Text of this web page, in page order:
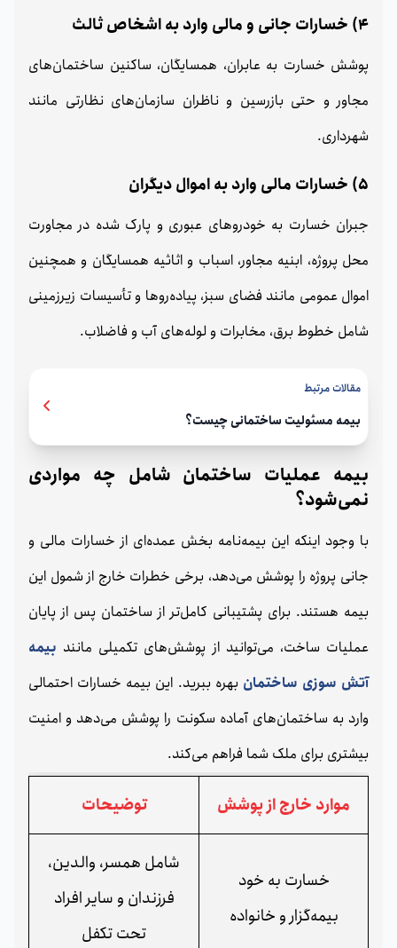
4) خسارات جانی و مالی وارد به اشخاص ثالث
پوشش خسارت به عابران، همسایگان، ساکنین ساختمان‌های
مجاور و حتی بازرسین و ناظران سازمان‌های نظارتی مانند
شهرداری.
5) خسارات مالی وارد به اموال دیگران
جبران خسارت به خودروهای عبوری و پارک شده در مجاورت
محل پروژه، ابنیه مجاور، اسباب و اثاثیه همسایگان و همچنین
اموال عمومی مانند فضای سبز، پیاده‌روها و تأسیسات زیرزمینی
شامل خطوط برق، مخابرات و لوله‌های آب و فاضلاب.
مقالات مرتبط
بیمه مسئولیت ساختمانی چیست؟
بیمه عملیات ساختمان شامل چه مواردی
نمی‌شود؟
با وجود اینکه این بیمه‌نامه بخش عمده‌ای از خسارات مالی و
جانی پروژه را پوشش می‌دهد، برخی خطرات خارج از شمول این
بیمه هستند. برای پشتیبانی کامل‌تر از ساختمان پس از پایان
عملیات ساخت، می‌توانید از پوشش‌های تکمیلی مانند بیمه
آتش سوزی ساختمان بهره ببرید. این بیمه خسارات احتمالی
وارد به ساختمان‌های آماده سکونت را پوشش می‌دهد و امنیت
بیشتری برای ملک شما فراهم می‌کند.
موارد خارج از پوشش توضیحات
خسارت به خود
بیمه‌گزار و خانواده
شامل همسر، والدین،
فرزندان و سایر افراد
تحت تکفل